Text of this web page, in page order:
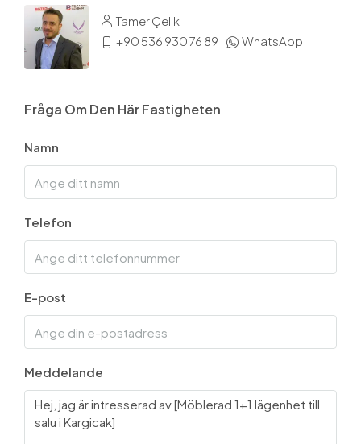
Tamer Çelik
+90 536 930 76 89
WhatsApp
Fråga Om Den Här Fastigheten
Namn
Telefon
E-post
Meddelande